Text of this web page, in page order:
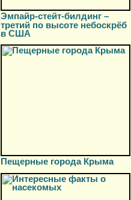
Эмпайр-стейт-билдинг –
третий по высоте небоскрёб
в США
Пещерные города Крыма